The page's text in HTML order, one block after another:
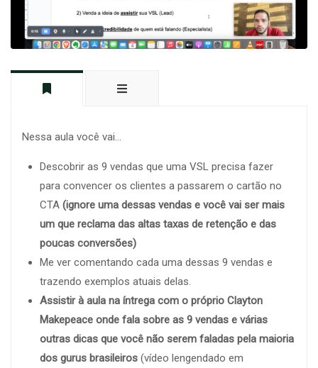
Nessa aula você vai…
Descobrir as 9 vendas que uma VSL precisa fazer
para convencer os clientes a passarem o cartão no
CTA (ignore uma dessas vendas e você vai ser mais
um que reclama das altas taxas de retenção e das
poucas conversões)
Me ver comentando cada uma dessas 9 vendas e
trazendo exemplos atuais delas.
Assistir à aula na íntrega com o próprio Clayton
Makepeace onde fala sobre as 9 vendas e várias
outras dicas que você não serem faladas pela maioria
dos gurus brasileiros (vídeo lengendado em